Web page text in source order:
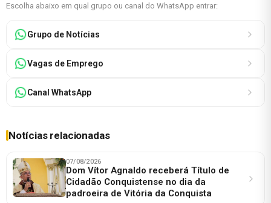
Escolha abaixo em qual grupo ou canal do WhatsApp entrar:
Grupo de Notícias
Vagas de Emprego
Canal WhatsApp
Notícias relacionadas
07/08/2026
Dom Vítor Agnaldo receberá Título de
Cidadão Conquistense no dia da
padroeira de Vitória da Conquista